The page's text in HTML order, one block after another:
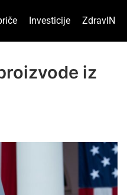
Investicije ZdravIN
iz